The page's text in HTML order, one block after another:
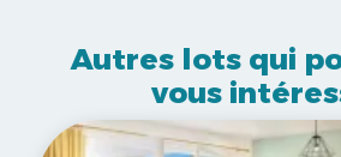
Autres lots qui
vous